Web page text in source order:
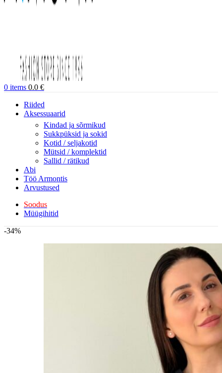
0 items 0.0 €
Riided
Aksessuaarid
Kindad ja sõrmikud
Sukkpüksid ja sokid
Kotid / seljakotid
Mütsid / komplektid
Sallid / rätikud
Abi
Töö Armontis
Arvustused
Soodus
Müügihitid
-34%